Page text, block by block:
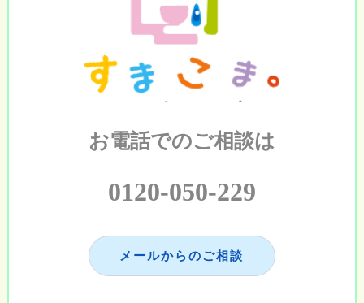
お電話でのご相談は
0120-050-229
メールからのご相談